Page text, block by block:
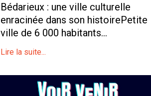
Bédarieux : une ville culturelle
enracinée dans son histoirePetite
ville de 6 000 habitants...
Lire la suite...